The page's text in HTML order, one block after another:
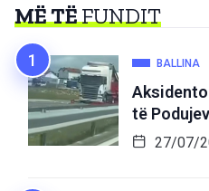
MË TËFUNDIT
BALLINA
të
27/07/